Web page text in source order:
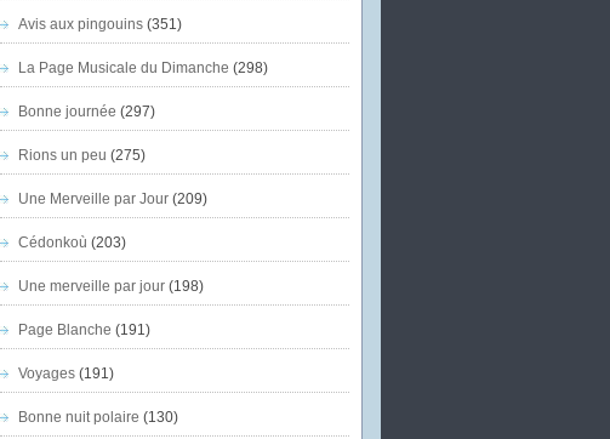
Avis aux pingouins(351)
La Page Musicale du Dimanche (298)
Bonne journée (297)
Rions un peu (275)
Une Merveille par Jour(209)
Cédonkoù (203)
Une merveille par jour(198)
Page Blanche (191)
Voyages(191)
Bonne nuit polaire (130)